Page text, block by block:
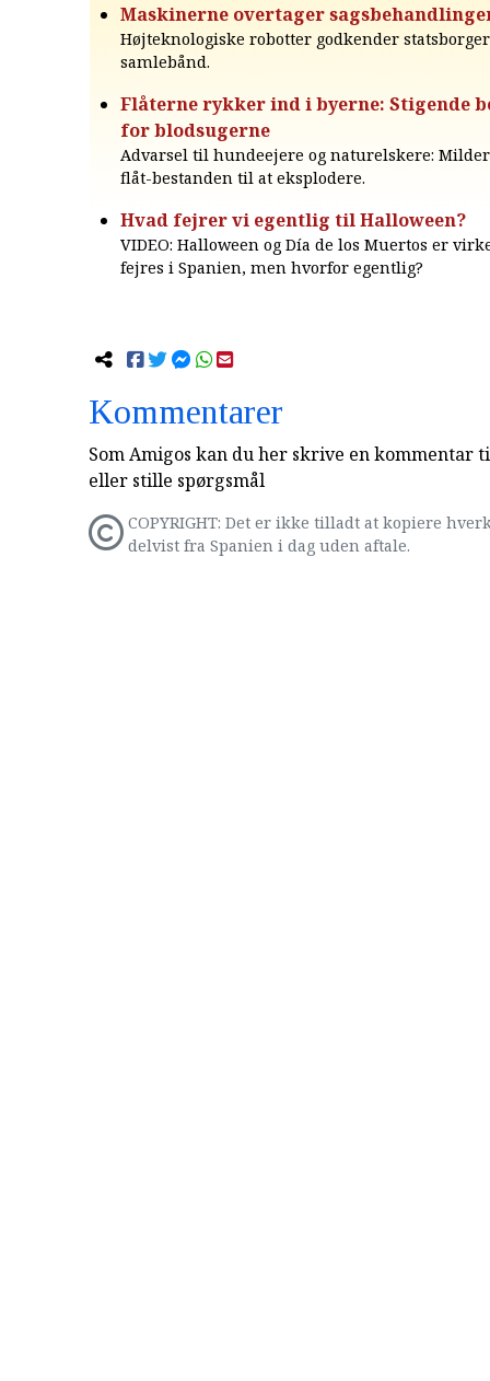
Maskinerne overtager
Højteknologiske robotter godkender
samlebånd.
Flåterne rykker ind i byerne: Stigende
for blodsugerne
Advarsel til hundeejere og naturelskere:
flåt-bestanden til at eksplodere.
Hvad fejrer vi egentlig til Halloween?
VIDEO: Halloween og Día de los Muertos er
fejres i Spanien, men hvorfor egentlig?
Kommentarer
Som Amigos kan du her skrive en kommentar
eller stille spørgsmål
COPYRIGHT: Det er ikke tilladt at kopiere
delvist fra Spanien i dag uden aftale.